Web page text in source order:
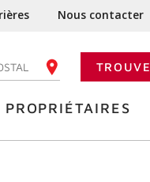
Nous contacter
CODE POSTAL
PROPRIÉTAIRES